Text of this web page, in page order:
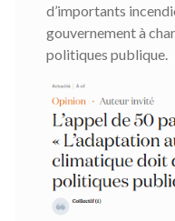
d’importants
gouvernement à
politiques publique.